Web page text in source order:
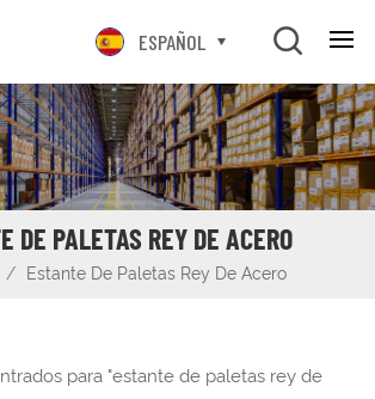
ESPAÑOL
DE PALETAS REY DE ACERO
/ Estante De Paletas Rey De Acero
para "estante de paletas rey de